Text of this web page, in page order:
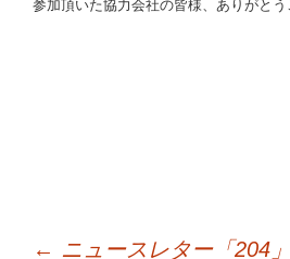
参加頂いた協力会社の皆様、ありがとう
← ニュースレター「204